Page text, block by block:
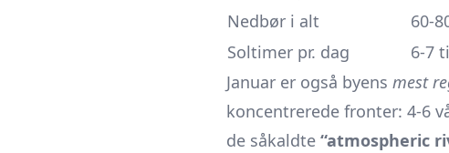
Nedbør i alt
60-
Soltimer pr. dag
6-7
Januar er også byens mest
koncentrerede fronter: 4-6
de såkaldte “atmospheric